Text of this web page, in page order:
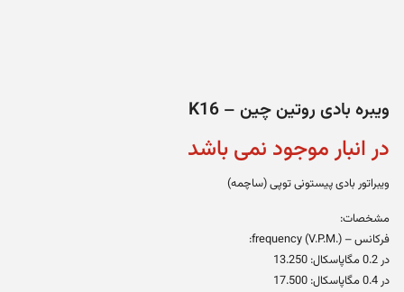
ویبره بادی روتین چین – K16
در انبار موجود نمی باشد
ویبراتور بادی پیستونی توپی (ساچمه)
مشخصات:
فرکانس – frequency (V.P.M.):
در 0.2 مگاپاسکال: 13.250
در 0.4 مگاپاسکال: 17.500